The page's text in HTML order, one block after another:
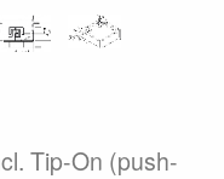
Tip-On (push-